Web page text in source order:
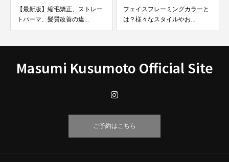
【最新版】縮毛矯正、ストレー
トパーマ、髪質改善の違...
フェイスフレーミングカラーと
は？様々なスタイルやお...
Masumi Kusumoto Official Site
ご予約はこちら